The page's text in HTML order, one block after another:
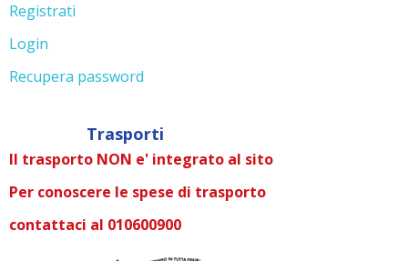
Registrati
Login
Recupera password
Trasporti
Il trasporto NON e' integrato al sito
Per conoscere le spese di trasporto
contattaci al 010600900